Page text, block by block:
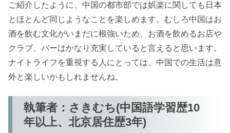
ご紹介したように、中国の都市部では娯楽に関しても日本
とほとんど同じようなことを楽しめます。むしろ中国はお
酒を飲む文化がいまだに根強いため、お酒を飲めるお店や
クラブ、バーはかなり充実していると言えると思います。
ナイトライフを重視する人にとっては、中国での生活は意
外と楽しいかもしれませんね。
執筆者：さきむち(中国語学習歴10
年以上、北京居住歴3年)